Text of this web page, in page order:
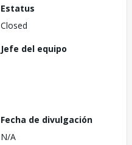
Estatus
Closed
Jefe del equipo
Fecha de divulgación
N/A